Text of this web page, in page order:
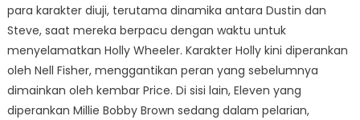
para karakter diuji, terutama dinamika antara Dustin dan
Steve, saat mereka berpacu dengan waktu untuk
menyelamatkan Holly Wheeler. Karakter Holly kini diperankan
oleh Nell Fisher, menggantikan peran yang sebelumnya
dimainkan oleh kembar Price. Di sisi lain, Eleven yang
diperankan Millie Bobby Brown sedang dalam pelarian,